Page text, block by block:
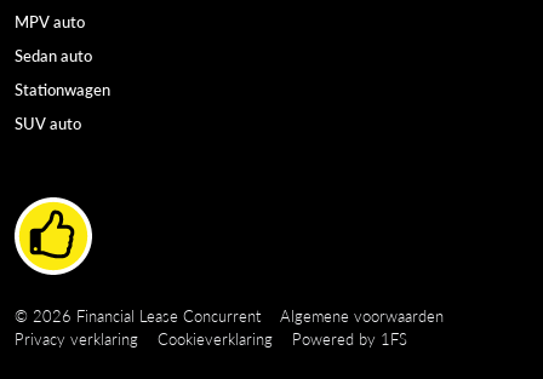
MPV auto
Sedan auto
Stationwagen
SUV auto
Copyright navigation
© 2026 Financial Lease Concurrent
Algemene voorwaarden
Privacy verklaring
Cookieverklaring Powered by 1FS